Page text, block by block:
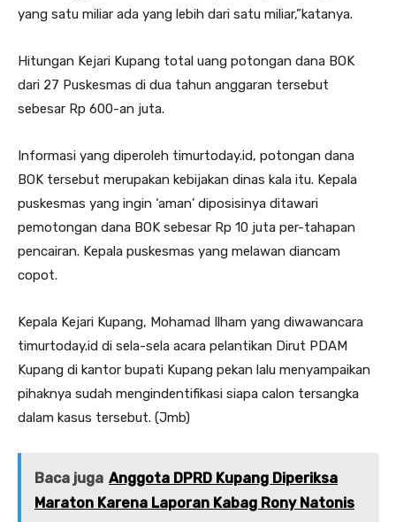
yang satu miliar ada yang lebih dari satu miliar,”katanya.
Hitungan Kejari Kupang total uang potongan dana BOK
dari 27 Puskesmas di dua tahun anggaran tersebut
sebesar Rp 600-an juta.
Informasi yang diperoleh timurtoday.id, potongan dana
BOK tersebut merupakan kebijakan dinas kala itu. Kepala
puskesmas yang ingin ‘aman’ diposisinya ditawari
pemotongan dana BOK sebesar Rp 10 juta per-tahapan
pencairan. Kepala puskesmas yang melawan diancam
copot.
Kepala Kejari Kupang, Mohamad Ilham yang diwawancara
timurtoday.id di sela-sela acara pelantikan Dirut PDAM
Kupang di kantor bupati Kupang pekan lalu menyampaikan
pihaknya sudah mengindentifikasi siapa calon tersangka
dalam kasus tersebut. (Jmb)
Baca juga Anggota DPRD Kupang Diperiksa
Maraton Karena Laporan Kabag Rony Natonis